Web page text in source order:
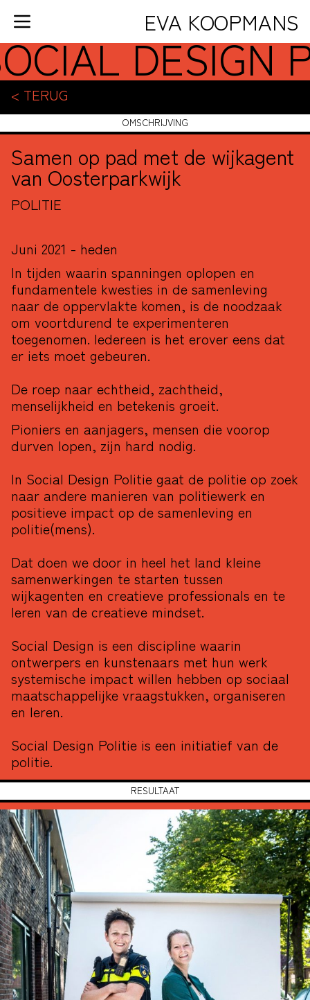
Ga naar de inhoud
EVA KOOPMANS
HOME
PORTFOLIO
RELATIONELE KUNST
VORMGEVING
STICHTING WANDELENDE
DUINEN
AGENDA
INFO
DESIGN
< TERUG
OMSCHRIJVING
Samen op pad met de wijkagent
van Oosterparkwijk
POLITIE
Juni 2021 - heden
In tijden waarin spanningen oplopen en
fundamentele kwesties in de samenleving
naar de oppervlakte komen, is de noodzaak
om voortdurend te experimenteren
toegenomen. Iedereen is het erover eens dat
er iets moet gebeuren.
De roep naar echtheid, zachtheid,
menselijkheid en betekenis groeit.
Pioniers en aanjagers, mensen die voorop
durven lopen, zijn hard nodig.
In Social Design Politie gaat de politie op zoek
naar andere manieren van politiewerk en
positieve impact op de samenleving en
politie(mens).
Dat doen we door in heel het land kleine
samenwerkingen te starten tussen
wijkagenten en creatieve professionals en te
leren van de creatieve mindset.
Social Design is een discipline waarin
ontwerpers en kunstenaars met hun werk
systemische impact willen hebben op sociaal
maatschappelijke vraagstukken, organiseren
en leren.
Social Design Politie is een initiatief van de
politie.
RESULTAAT